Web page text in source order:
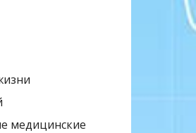
медицинские